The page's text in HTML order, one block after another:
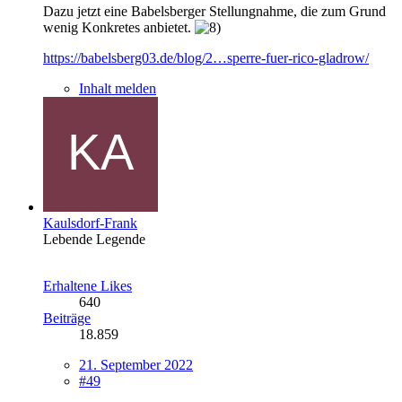
Dazu jetzt eine Babelsberger Stellungnahme, die zum Grund
wenig Konkretes anbietet.
https://babelsberg03.de/blog/2…sperre-fuer-rico-gladrow/
Inhalt melden
Kaulsdorf-Frank
Lebende Legende
Erhaltene Likes
640
Beiträge
18.859
21. September 2022
#49